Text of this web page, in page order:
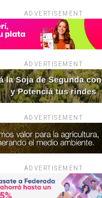
n
ar
tir
ADVERTISEMENT
ADVERTISEMENT
ADVERTISEMENT
ADVERTISEMENT